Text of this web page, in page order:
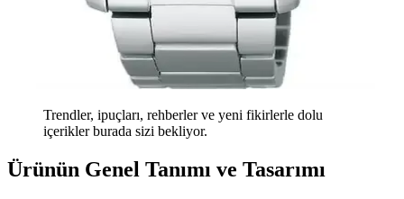
Trendler, ipuçları, rehberler ve yeni fikirlerle dolu
içerikler burada sizi bekliyor.
Ürünün Genel Tanımı ve Tasarımı